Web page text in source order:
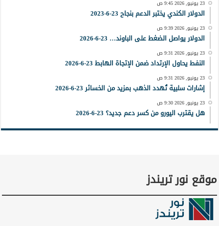
23 يونيو, 2026 9:45 ص
الدولار الكندي يختبر الدعم بنجاح 23-6-2023
23 يونيو, 2026 9:39 ص
الدولار يواصل الضغط على الباوند… 23-6-2026
23 يونيو, 2026 9:31 ص
النفط يحاول الإرتداد ضمن الإتجاة الهابط 23-6-2026
23 يونيو, 2026 9:31 ص
إشارات سلبية تُهدد الذهب بمزيد من الخسائر 23-6-2026
23 يونيو, 2026 9:30 ص
هل يقترب اليورو من كسر دعم جديد؟ 23-6-2026
موقع نور تريندز